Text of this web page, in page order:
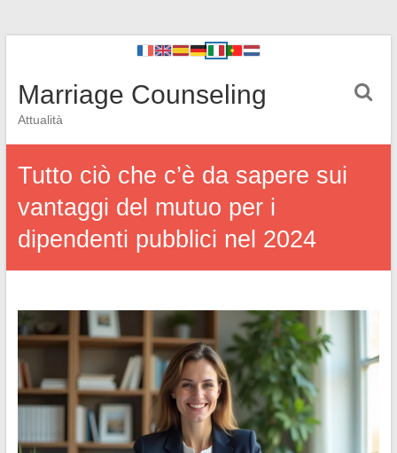
Marriage Counseling
Attualità
Tutto ciò che c’è da sapere sui
vantaggi del mutuo per i
dipendenti pubblici nel 2024